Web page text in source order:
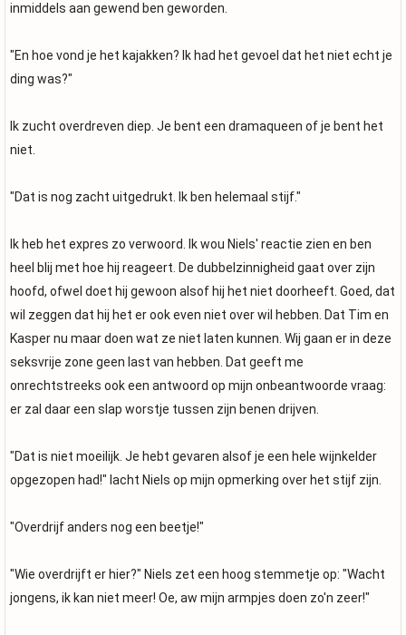
inmiddels aan gewend ben geworden.
"En hoe vond je het kajakken? Ik had het gevoel dat het niet echt je
ding was?"
Ik zucht overdreven diep. Je bent een dramaqueen of je bent het
niet.
"Dat is nog zacht uitgedrukt. Ik ben helemaal stijf."
Ik heb het expres zo verwoord. Ik wou Niels' reactie zien en ben
heel blij met hoe hij reageert. De dubbelzinnigheid gaat over zijn
hoofd, ofwel doet hij gewoon alsof hij het niet doorheeft. Goed, dat
wil zeggen dat hij het er ook even niet over wil hebben. Dat Tim en
Kasper nu maar doen wat ze niet laten kunnen. Wij gaan er in deze
seksvrije zone geen last van hebben. Dat geeft me
onrechtstreeks ook een antwoord op mijn onbeantwoorde vraag:
er zal daar een slap worstje tussen zijn benen drijven.
"Dat is niet moeilijk. Je hebt gevaren alsof je een hele wijnkelder
opgezopen had!" lacht Niels op mijn opmerking over het stijf zijn.
"Overdrijf anders nog een beetje!"
"Wie overdrijft er hier?" Niels zet een hoog stemmetje op: "Wacht
jongens, ik kan niet meer! Oe, aw mijn armpjes doen zo'n zeer!"